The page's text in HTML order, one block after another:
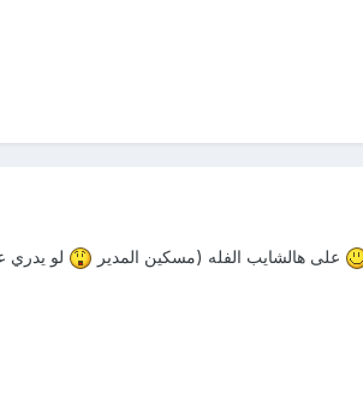
على هالشايب الفله (مسكين المدير لو يدري